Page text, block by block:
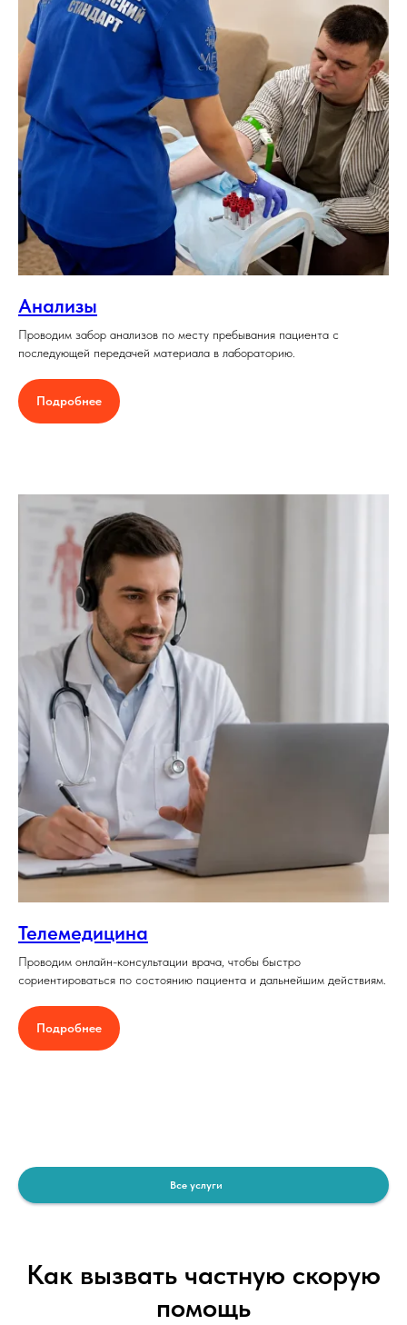
Анализы
Проводим забор анализов по месту пребывания пациента с
последующей передачей материала в лабораторию.
Подробнее
Телемедицина
Проводим онлайн-консультации врача, чтобы быстро
сориентироваться по состоянию пациента и дальнейшим действиям.
Подробнее
Все услуги
Как вызвать частную скорую
помощь